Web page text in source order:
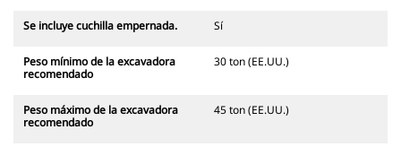
Se incluye cuchilla empernada. Sí
Peso mínimo de la excavadora
recomendado
30 ton (EE.UU.)
Peso máximo de la excavadora
recomendado
45 ton (EE.UU.)